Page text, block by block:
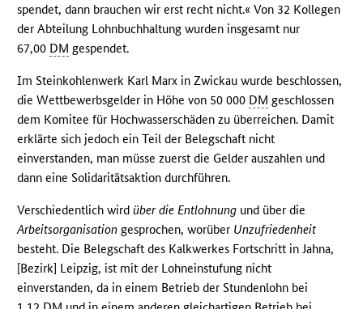
spendet, dann brauchen wir erst recht nicht.« Von 32 Kollegen
der Abteilung Lohnbuchhaltung wurden insgesamt nur
67,00 DM gespendet.
Im Steinkohlenwerk Karl Marx in Zwickau wurde beschlossen,
die Wettbewerbsgelder in Höhe von 50 000 DM geschlossen
dem Komitee für Hochwasserschäden zu überreichen. Damit
erklärte sich jedoch ein Teil der Belegschaft nicht
einverstanden, man müsse zuerst die Gelder auszahlen und
dann eine Solidaritätsaktion durchführen.
Verschiedentlich wirdüber die Entlohnung und über die
Arbeitsorganisation gesprochen, worüber Unzufriedenheit
besteht. Die Belegschaft des Kalkwerkes Fortschritt in Jahna,
[Bezirk] Leipzig, ist mit der Lohneinstufung nicht
einverstanden, da in einem Betrieb der Stundenlohn bei